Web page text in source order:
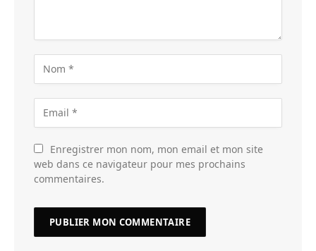
Enregistrer mon nom, mon email et mon site
web dans ce navigateur pour mes prochains
commentaires.